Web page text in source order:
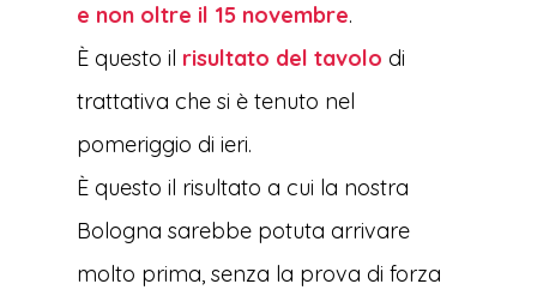
e non oltre il 15 novembre.
È questo il risultato del tavolo di
trattativa che si è tenuto nel
pomeriggio di ieri.
È questo il risultato a cui la nostra
Bologna sarebbe potuta arrivare
molto prima, senza la prova di forza